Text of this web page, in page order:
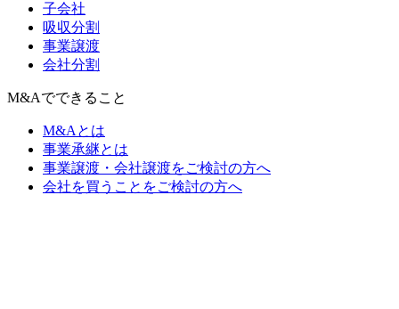
子会社
吸収分割
事業譲渡
会社分割
M&Aでできること
M&Aとは
事業承継とは
事業譲渡・会社譲渡をご検討の方へ
会社を買うことをご検討の方へ